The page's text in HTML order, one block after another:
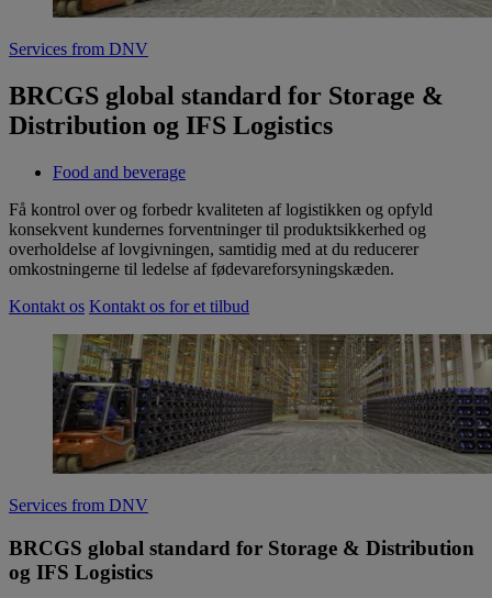
Services from DNV
BRCGS global standard for Storage &
Distribution og IFS Logistics
Food and beverage
Få kontrol over og forbedr kvaliteten af logistikken og opfyld
konsekvent kundernes forventninger til produktsikkerhed og
overholdelse af lovgivningen, samtidig med at du reducerer
omkostningerne til ledelse af fødevareforsyningskæden.
Kontakt os Kontakt os for et tilbud
Services from DNV
BRCGS global standard for Storage & Distribution
og IFS Logistics